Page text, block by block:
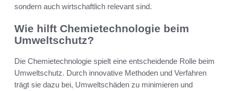
sondern auch wirtschaftlich relevant sind.
Wie hilft Chemietechnologie beim
Umweltschutz?
Die Chemietechnologie spielt eine entscheidende Rolle beim
Umweltschutz. Durch innovative Methoden und Verfahren
trägt sie dazu bei, Umweltschäden zu minimieren und